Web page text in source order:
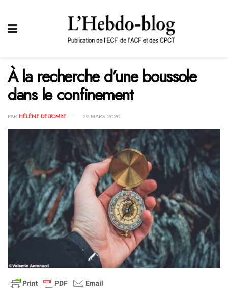
À la recherche d’une boussole
dans le confinement
PAR HÉLÈNE DELTOMBE 29 MARS 2020